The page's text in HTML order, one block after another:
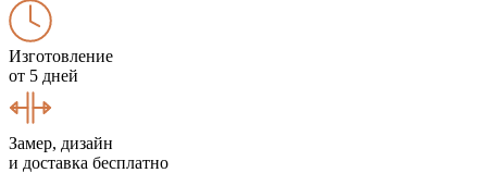
Изготовление
от 5 дней
Замер, дизайн
и доставка бесплатно